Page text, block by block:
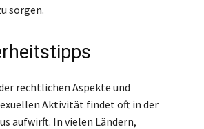
sorgen.
rechtlichen Aspekte und
Aktivität findet oft in der
aufwirft. In vielen Ländern,